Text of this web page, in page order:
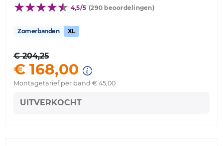
4,5/5 (290 beoordelingen)
Zomerbanden XL
€ 204,25
€ 168,00
Montagetarief per band € 45,00
UITVERKOCHT